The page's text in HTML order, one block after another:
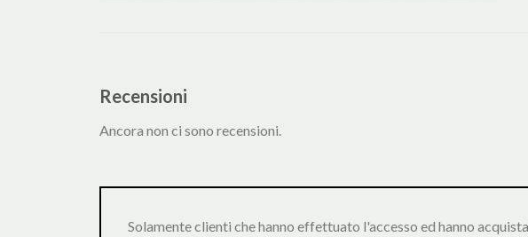
Recensioni
Ancora non ci sono recensioni.
Solamente clienti che hanno effettuato l'accesso ed hanno